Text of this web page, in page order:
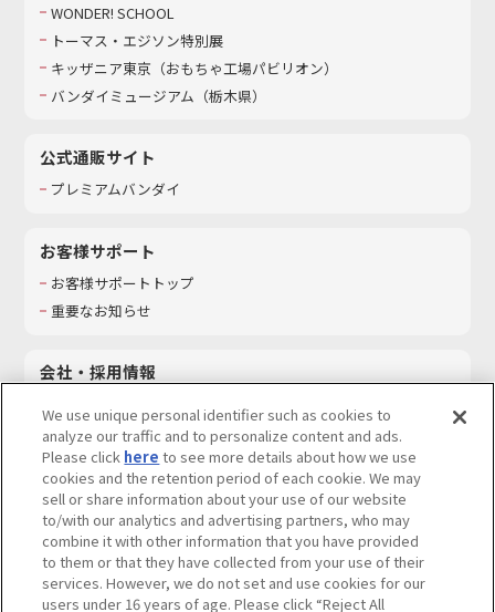
WONDER! SCHOOL
トーマス・エジソン特別展
キッザニア東京（おもちゃ工場パビリオン）​
バンダイミュージアム（栃木県）
公式通販サイト
プレミアムバンダイ
お客様サポート
お客様サポートトップ
重要なお知らせ
会社・採用情報
採用情報
サステナビリティ
お問い合わせ
ウェブサイトご利用条件 ソーシャルメディアポリシー
We use unique personal identifier such as cookies to
analyze our traffic and to personalize content and ads.
Please click here to see more details about how we use
cookies and the retention period of each cookie. We may
sell or share information about your use of our website
to/with our analytics and advertising partners, who may
combine it with other information that you have provided
to them or that they have collected from your use of their
services. However, we do not set and use cookies for our
users under 16 years of age. Please click “Reject All